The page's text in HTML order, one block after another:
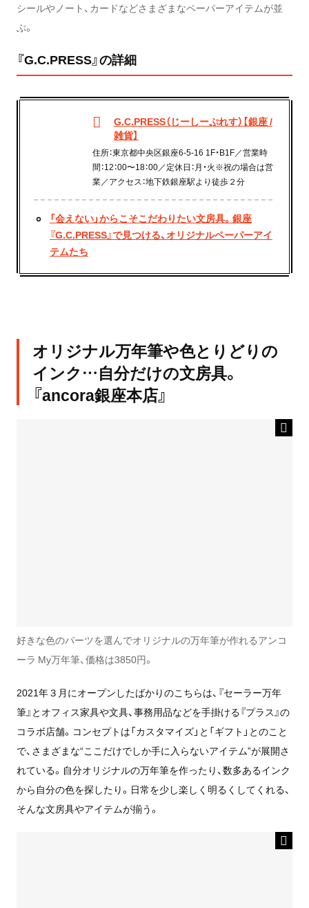
シールやノート、カードなどさまざまなペーパーアイテムが並
ぶ。
『G.C.PRESS』の詳細
G.C.PRESS（じーしーぷれす）【銀座 /
雑貨】
住所：東京都中央区銀座6-5-16 1F・B1F／営業時
間：12：00〜18：00／定休日：月・火※祝の場合は営
業／アクセス：地下鉄銀座駅より徒歩２分
「会えない」からこそこだわりたい文房具。銀座
『G.C.PRESS』で見つける、オリジナルペーパーアイ
テムたち
オリジナル万年筆や色とりどりの
インク…自分だけの文房具。
『ancora銀座本店』
好きな色のパーツを選んでオリジナルの万年筆が作れるアンコ
ーラ My万年筆、価格は3850円。
2021年３月にオープンしたばかりのこちらは、『セーラー万年
筆』とオフィス家具や文具、事務用品などを手掛ける『プラス』の
コラボ店舗。コンセプトは「カスタマイズ」と「ギフト」とのこと
で、さまざまな“ここだけでしか手に入らないアイテム”が展開さ
れている。自分オリジナルの万年筆を作ったり、数多あるインク
から自分の色を探したり。日常を少し楽しく明るくしてくれる、
そんな文房具やアイテムが揃う。